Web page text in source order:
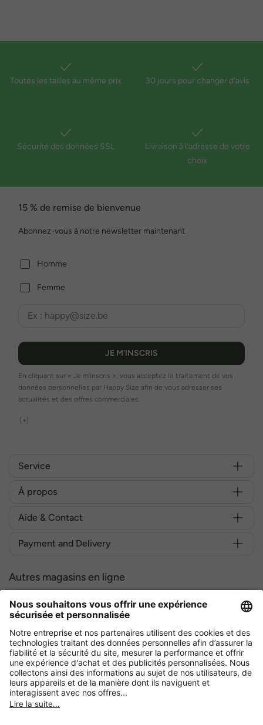
Toutes les tailles au même prix 30 jours pour changer d'avis
Sécurité des données SSL
Livraison à l'adresse de votre
choix
15 % de remise de bienvenue
Abonnez-vous à notre newsletter maintenant
Homme
Femme
JE M'INSCRIS
En cliquant sur « Je m'inscris », vous acceptez le traitement de vos
données personnelles par Happy Size afin de vous adresser ses
actualités et des offres commerciales.
[+]
Service
À propos
Aide & Contact
Payment and Delivery
Autres magasins en ligne
Belgique
Achetez en toute sécurité avec :